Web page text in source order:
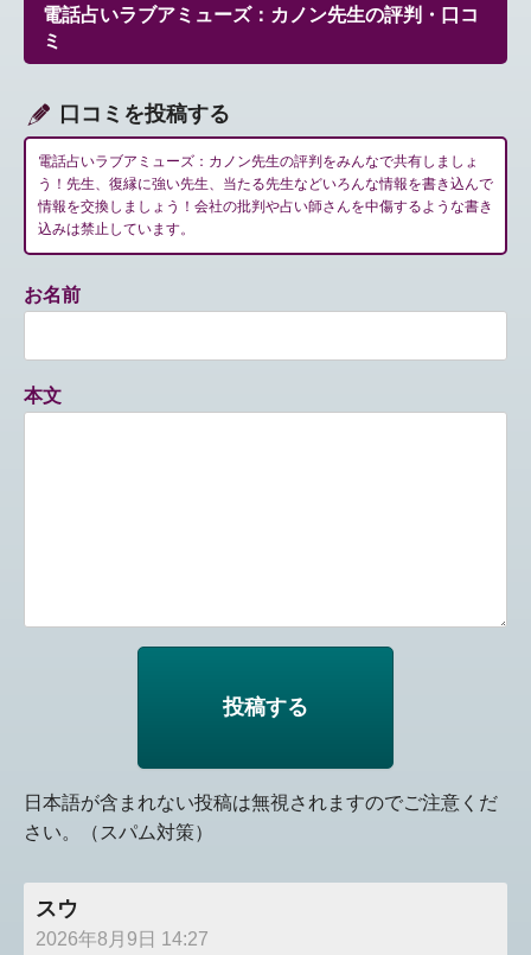
シ
ョ
ン
電話占いラブアミューズ：カノン先生の評判・口コ
ミ
口コミを投稿する
電話占いラブアミューズ：カノン先生の評判をみんなで共有しましょ
う！先生、復縁に強い先生、当たる先生などいろんな情報を書き込んで
情報を交換しましょう！会社の批判や占い師さんを中傷するような書き
込みは禁止しています。
お名前
本文
日本語が含まれない投稿は無視されますのでご注意くだ
さい。（スパム対策）
スウ
2026年8月9日 14:27